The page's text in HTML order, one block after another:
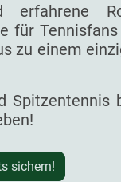
erfahrene
für
zu einem
Spitzentennis
sichern!